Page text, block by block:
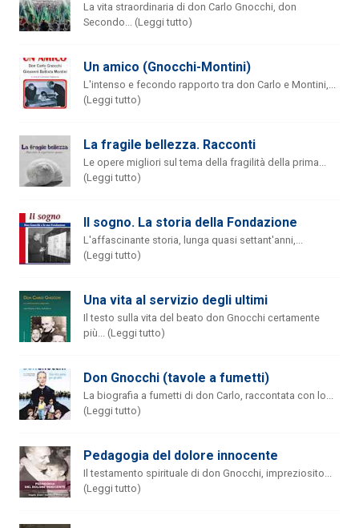
La vita straordinaria di don Carlo Gnocchi, don
Secondo... (Leggi tutto)
Un amico (Gnocchi-Montini)
L'intenso e fecondo rapporto tra don Carlo e Montini,...
(Leggi tutto)
La fragile bellezza. Racconti
Le opere migliori sul tema della fragilità della prima...
(Leggi tutto)
Il sogno. La storia della Fondazione
L'affascinante storia, lunga quasi settant'anni,...
(Leggi tutto)
Una vita al servizio degli ultimi
Il testo sulla vita del beato don Gnocchi certamente
più... (Leggi tutto)
Don Gnocchi (tavole a fumetti)
La biografia a fumetti di don Carlo, raccontata con lo...
(Leggi tutto)
Pedagogia del dolore innocente
Il testamento spirituale di don Gnocchi, impreziosito...
(Leggi tutto)